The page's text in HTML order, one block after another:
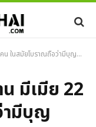
มัยโบราณถือว่ามีบุญวาสนามาก
มีเมีย 22
ามีบุญ